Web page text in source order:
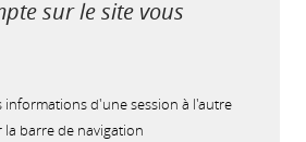
sur le site vous
informations d'une session à l'autre
la barre de navigation